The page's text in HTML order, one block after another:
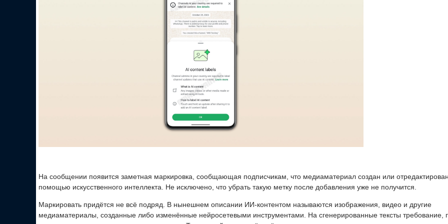
На сообщении появится заметная маркировка, сообщающая подписчикам, что медиаматериал создан или
помощью искусственного интеллекта. Не исключено, что убрать такую метку после добавления уже не получится.
Маркировать придётся не всё подряд. В нынешнем описании ИИ-контентом называются изображения, видео и другие
медиаматериалы, созданные либо изменённые нейросетевыми инструментами. На сгенерированные тексты требование,